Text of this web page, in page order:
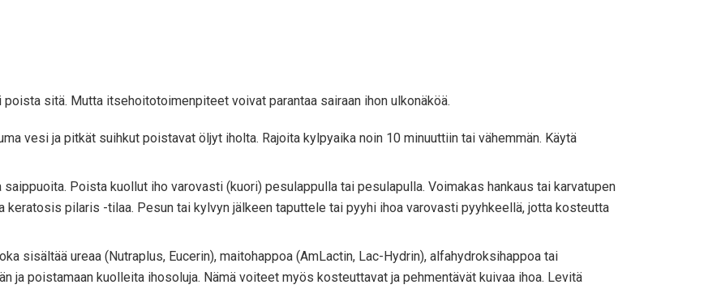
sitä. Mutta itsehoitotoimenpiteet voivat parantaa sairaan ihon ulkonäköä.
vesi ja pitkät suihkut poistavat öljyt iholta. Rajoita kylpyaika noin 10 minuuttiin tai vähemmän. Käytä
saippuoita. Poista kuollut iho varovasti (kuori) pesulappulla tai pesulapulla. Voimakas hankaus tai karvatupen
keratosis pilaris -tilaa. Pesun tai kylvyn jälkeen taputtele tai pyyhi ihoa varovasti pyyhkeellä, jotta kosteutta
sisältää ureaa (Nutraplus, Eucerin), maitohappoa (AmLactin, Lac-Hydrin), alfahydroksihappoa tai
ja poistamaan kuolleita ihosoluja. Nämä voiteet myös kosteuttavat ja pehmentävät kuivaa ihoa. Levitä